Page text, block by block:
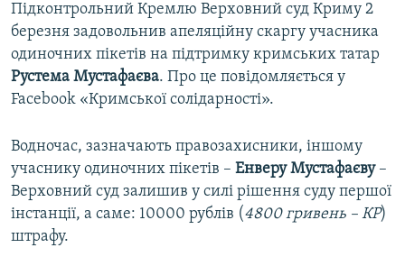
Усі сайти RFE/RL
Підконтрольний Кремлю Верховний суд Криму 2
березня задовольнив апеляційну скаргу учасника
одиночних пікетів на підтримку кримських татар
Рустема Мустафаєва. Про це повідомляється у
Facebook «Кримської солідарності».
Водночас, зазначають правозахисники, іншому
учаснику одиночних пікетів – Енверу Мустафаєву–
Верховний суд залишив у силі рішення суду першої
інстанції, а саме: 10000 рублів (4800 гривень – КР)
штрафу.